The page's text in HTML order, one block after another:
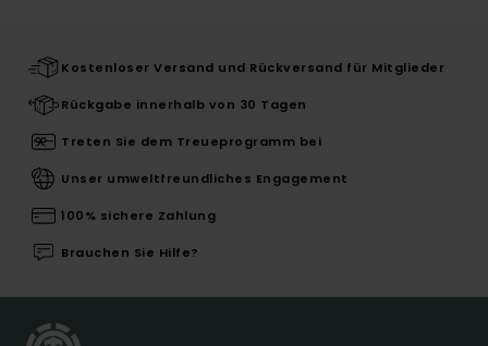
Kostenloser Versand und Rückversand für Mitglieder
Rückgabe innerhalb von 30 Tagen
Treten Sie dem Treueprogramm bei
Unser umweltfreundliches Engagement
100% sichere Zahlung
Brauchen Sie Hilfe?